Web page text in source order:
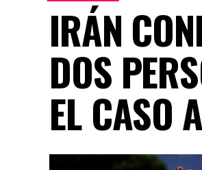
IRÁN
DOS
EL CASO